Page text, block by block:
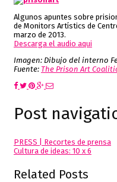
Algunos apuntes sobre
de Monitors Artístics de
marzo de 2013.
Descarga el audio aqui
Imagen: Dibujo del interno
Fuente: The Prison Art
Post
PRESS | Recortes de prensa
Cultura de ideas: 10 x 6
Related Posts